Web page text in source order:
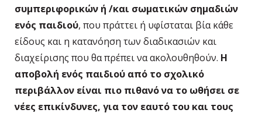
συμπεριφορικών ή /και σωματικών σημαδιών
ενός παιδιού, που πράττει ή υφίσταται βία κάθε
είδους και η κατανόηση των διαδικασιών και
διαχείρισης που θα πρέπει να ακολουθηθούν. Η
αποβολή ενός παιδιού από το σχολικό
περιβάλλον είναι πιο πιθανό να το ωθήσει σε
νέες επικίνδυνες, για τον εαυτό του και τους